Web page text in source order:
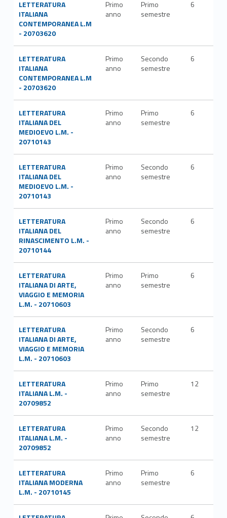
LETTERATURA
ITALIANA
CONTEMPORANEA L.M
- 20703620
Primo
anno
Primo
semestre
6
LETTERATURA
ITALIANA
CONTEMPORANEA L.M
- 20703620
Primo
anno
Secondo
semestre
6
LETTERATURA
ITALIANA DEL
MEDIOEVO L.M. -
20710143
Primo
anno
Primo
semestre
6
LETTERATURA
ITALIANA DEL
MEDIOEVO L.M. -
20710143
Primo
anno
Secondo
semestre
6
LETTERATURA
ITALIANA DEL
RINASCIMENTO L.M. -
20710144
Primo
anno
Secondo
semestre
6
LETTERATURA
ITALIANA DI ARTE,
VIAGGIO E MEMORIA
L.M. - 20710603
Primo
anno
Primo
semestre
6
LETTERATURA
ITALIANA DI ARTE,
VIAGGIO E MEMORIA
L.M. - 20710603
Primo
anno
Secondo
semestre
6
LETTERATURA
ITALIANA L.M. -
20709852
Primo
anno
Primo
semestre
12
LETTERATURA
ITALIANA L.M. -
20709852
Primo
anno
Secondo
semestre
12
LETTERATURA
ITALIANA MODERNA
L.M. - 20710145
Primo
anno
Primo
semestre
6